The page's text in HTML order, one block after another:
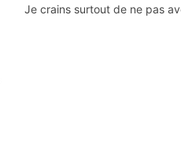
Je crains surtout de ne pas